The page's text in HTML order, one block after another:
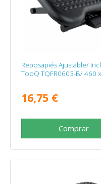
Reposapiés Ajustable/
TooQ TQFR0603-B/ 460
16,75 €
Comprar